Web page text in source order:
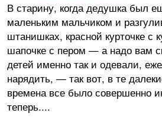
В старину, когда дедушка был
маленьким мальчиком и
штанишках, красной курточке с
шапочке с пером — а надо вам
детей именно так и одевали,
нарядить, — так вот, в те
времена все было совершенно
теперь....